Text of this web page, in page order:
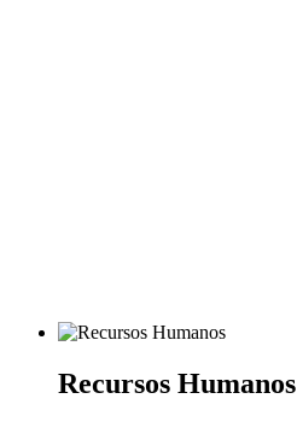
Recursos Humanos